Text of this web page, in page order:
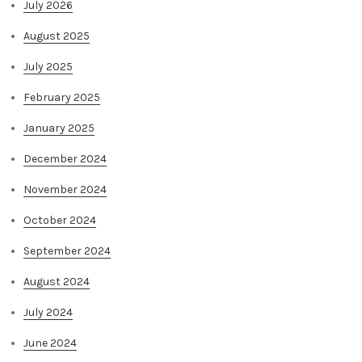
July 2026
August 2025
July 2025
February 2025
January 2025
December 2024
November 2024
October 2024
September 2024
August 2024
July 2024
June 2024